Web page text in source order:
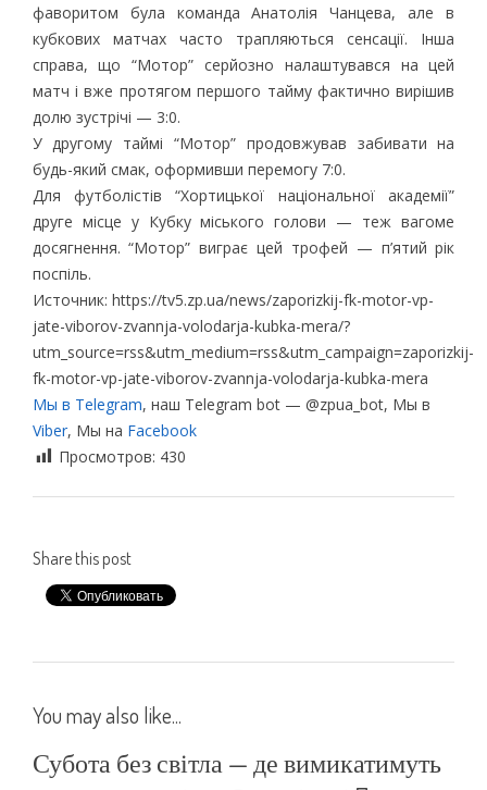
фаворитом була команда Анатолія Чанцева, але в
кубкових матчах часто трапляються сенсації. Інша
справа, що “Мотор” серйозно налаштувався на цей
матч і вже протягом першого тайму фактично вирішив
долю зустрічі — 3:0.
У другому таймі “Мотор” продовжував забивати на
будь-який смак, оформивши перемогу 7:0.
Для футболістів “Хортицької національної академії”
друге місце у Кубку міського голови — теж вагоме
досягнення. “Мотор” виграє цей трофей — п’ятий рік
поспіль.
Источник: https://tv5.zp.ua/news/zaporizkij-fk-motor-vp-
jate-viborov-zvannja-volodarja-kubka-mera/?
utm_source=rss&utm_medium=rss&utm_campaign=zaporizkij-
fk-motor-vp-jate-viborov-zvannja-volodarja-kubka-mera
Мы в Telegram, наш Telegram bot — @zpua_bot, Мы в
Viber, Мы на Facebook
Просмотров: 430
Share this post
You may also like...
Субота без світла — де вимикатимуть